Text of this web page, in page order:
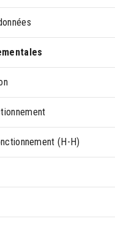
(H-H)